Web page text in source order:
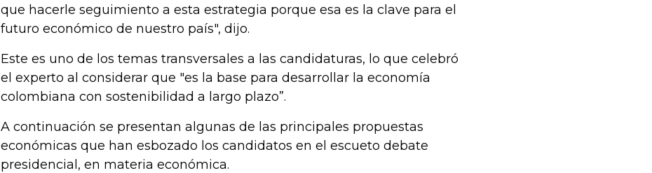
que hacerle seguimiento a esta estrategia porque esa es la clave para el
futuro económico de nuestro país", dijo.
Este es uno de los temas transversales a las candidaturas, lo que celebró
el experto al considerar que "es la base para desarrollar la economía
colombiana con sostenibilidad a largo plazo”.
A continuación se presentan algunas de las principales propuestas
económicas que han esbozado los candidatos en el escueto debate
presidencial, en materia económica.